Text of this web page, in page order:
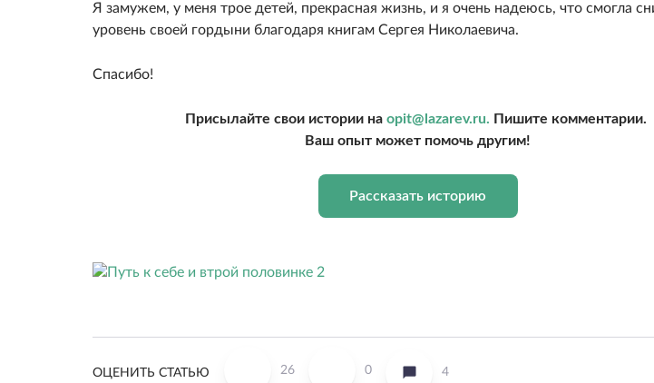
Я замужем, у меня трое детей, прекрасная жизнь, и я очень надеюсь, что смогла
уровень своей гордыни благодаря книгам Сергея Николаевича.
Спасибо!
Присылайте свои истории на opit@lazarev.ru. Пишите комментарии.
Ваш опыт может помочь другим!
Рассказать историю
ОЦЕНИТЬ СТАТЬЮ 26 0 4